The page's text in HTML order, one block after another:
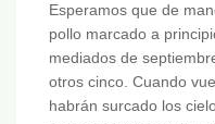
Esperamos que de
pollo marcado a
mediados de
otros cinco. Cuando
habrán surcado los